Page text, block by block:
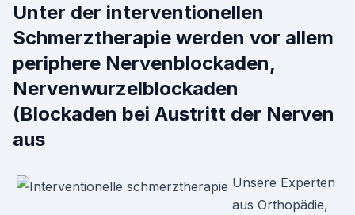
Unter der interventionellen
Schmerztherapie werden vor allem
periphere Nervenblockaden,
Nervenwurzelblockaden
(Blockaden bei Austritt der Nerven
aus
Unsere Experten
aus Orthopädie,